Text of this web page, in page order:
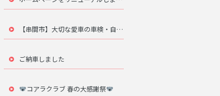
【串間市】大切な愛車の車検・自動車修理は地元のプロにお任せ
ご納車しました
コアラクラブ 春の大感謝祭